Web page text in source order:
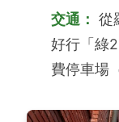
交通： 從
好行「綠
費停車場